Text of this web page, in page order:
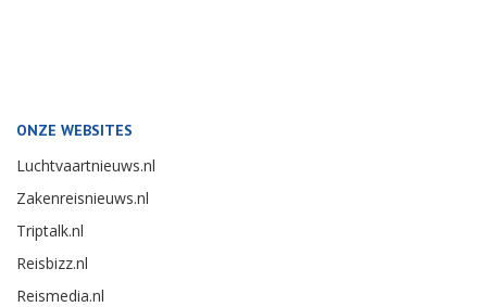
ONZE WEBSITES
Luchtvaartnieuws.nl
Zakenreisnieuws.nl
Triptalk.nl
Reisbizz.nl
Reismedia.nl